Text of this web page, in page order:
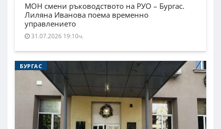
МОН смени ръководството на РУО – Бургас.
Лиляна Иванова поема временно
управлението
31.07.2026 19:10ч.
БУРГАС